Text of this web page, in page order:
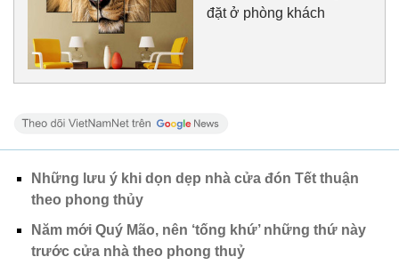
đặt ở phòng khách
Những lưu ý khi dọn dẹp nhà cửa đón Tết thuận
theo phong thủy
Năm mới Quý Mão, nên ‘tống khứ’ những thứ này
trước cửa nhà theo phong thuỷ